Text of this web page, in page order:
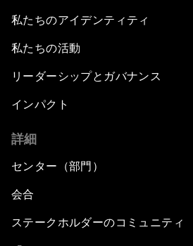
私たちのアイデンティティ
私たちの活動
リーダーシップとガバナンス
インパクト
詳細
センター（部門）
会合
ステークホルダーのコミュニティ